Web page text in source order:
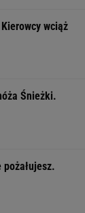
wciąż
Śnieżki.